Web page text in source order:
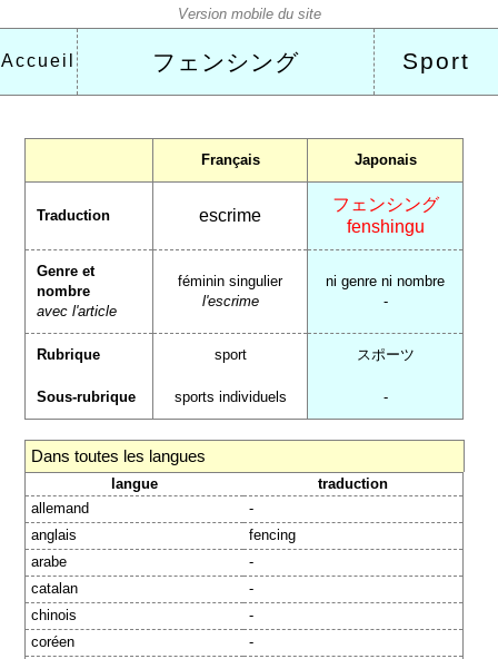
Accueil フェンシング Sport
Français Japonais
Traduction escrime
フェンシング
fenshingu
Genre et
nombre
avec l'article
féminin singulier
l'escrime
ni genre ni nombre
-
Rubrique sport スポーツ
Sous-rubrique sports individuels -
Dans toutes les langues
langue
traduction
allemand
-
anglais
fencing
arabe
-
catalan
-
chinois
-
coréen
-